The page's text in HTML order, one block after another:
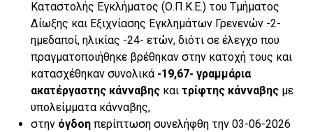
Καταστολής Εγκλήματος (Ο.Π.Κ.Ε.) του Τμήματος
Δίωξης και Εξιχνίασης Εγκλημάτων Γρενενών -2-
ημεδαποί, ηλικίας -24- ετών, διότι σε έλεγχο που
πραγματοποιήθηκε βρέθηκαν στην κατοχή τους και
κατασχέθηκαν συνολικά -19,67- γραμμάρια
ακατέργαστης κάνναβης και τρίφτης κάνναβης με
υπολείμματα κάνναβης,
στην όγδοη περίπτωση συνελήφθη την 03-06-2026